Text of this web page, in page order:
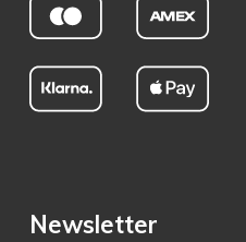
Newsletter